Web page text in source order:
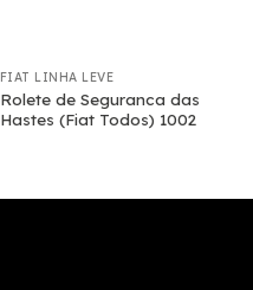
FIAT LINHA LEVE
Rolete de Seguranca das
Hastes (Fiat Todos) 1002